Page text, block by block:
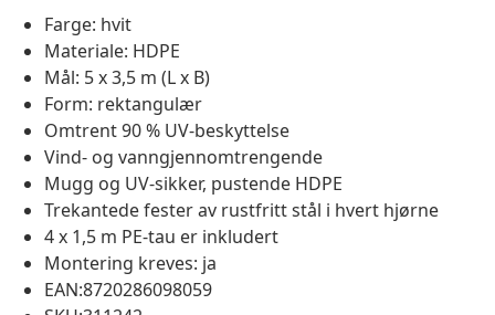
Farge: hvit
Materiale: HDPE
Mål: 5 x 3,5 m (L x B)
Form: rektangulær
Omtrent 90 % UV-beskyttelse
Vind- og vanngjennomtrengende
Mugg og UV-sikker, pustende HDPE
Trekantede fester av rustfritt stål i hvert hjørne
4 x 1,5 m PE-tau er inkludert
Montering kreves: ja
EAN:8720286098059